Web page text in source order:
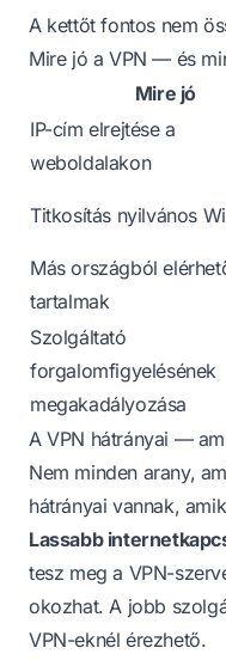
A kettőt fontos nem
Mire jó a VPN — és
Mire jó
IP-cím elrejtése a
weboldalakon
Titkosítás nyilvános
Más országból
tartalmak
Szolgáltató
forgalomfigyelésének
megakadályozása
A VPN hátrányai —
Nem minden arany,
hátrányai vannak,
Lassabb
tesz meg a VPN-
okozhat. A jobb
VPN-eknél érezhető.